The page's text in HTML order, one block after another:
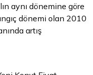
aynı dönemine göre
dönemi olan 2010
artış